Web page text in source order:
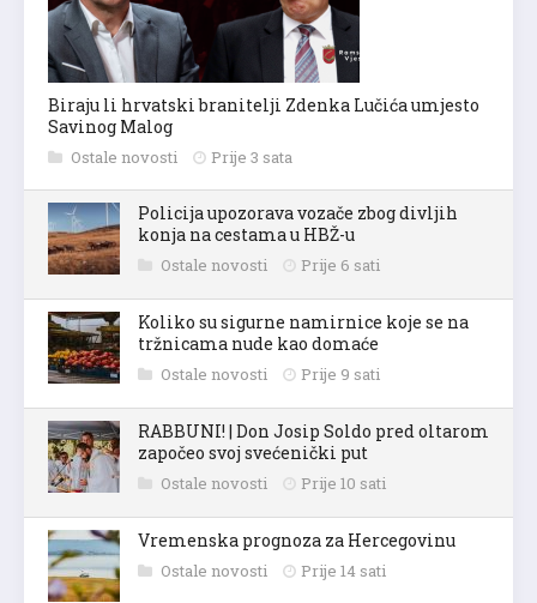
Biraju li hrvatski branitelji Zdenka Lučića umjesto
Savinog Malog
Ostale novosti Prije 3 sata
Policija upozorava vozače zbog divljih
konja na cestama u HBŽ-u
Ostale novosti Prije 6 sati
Koliko su sigurne namirnice koje se na
tržnicama nude kao domaće
Ostale novosti Prije 9 sati
RABBUNI! | Don Josip Soldo pred oltarom
započeo svoj svećenički put
Ostale novosti Prije 10 sati
Vremenska prognoza za Hercegovinu
Ostale novosti Prije 14 sati